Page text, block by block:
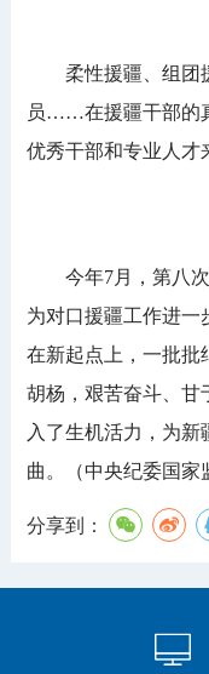
柔性援疆、组团援
员……在援疆干部的
优秀干部和专业人才
今年7月，第八次
为对口援疆工作进一
在新起点上，一批批
胡杨，艰苦奋斗、甘
入了生机活力，为
曲。（中央纪委国家
分享到：